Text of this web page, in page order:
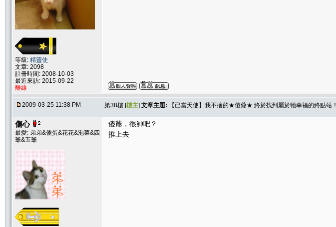
等級: 精靈使
文章: 2098
註冊時間: 2008-10-03
最近來訪: 2015-09-22
離線
2009-03-25 11:38 PM 第38樓 [樓主] 文章主題: 【已當天使】我不捨的★傻爺★ 終於找到屬於牠幸福的終點站！
傷心
最愛: 弟弟&傻蛋&花花&泡菜&四
爺&五爺
傻爺，很帥吧？
推上去